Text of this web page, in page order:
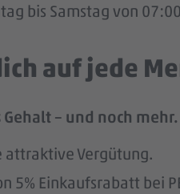
bis Samstag von
auf jede
– und noch mehr.
attraktive Vergütung.
5% Einkaufsrabatt bei